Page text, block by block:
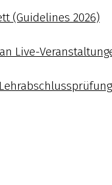
(Guidelines 2026)
Live-